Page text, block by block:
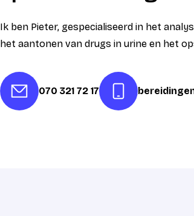
Ik ben Pieter, gespecialiseerd in het
het aantonen van drugs in urine en het
070 321 72 17